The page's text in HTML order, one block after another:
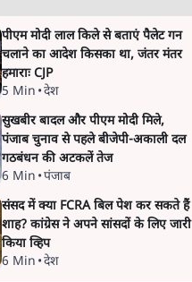
पीएम मोदी लाल किले से बताएं पैलेट गन
चलाने का आदेश किसका था, जंतर मंतर
हमाराः CJP
5 Min •देश
सुखबीर बादल और पीएम मोदी मिले,
पंजाब चुनाव से पहले बीजेपी-अकाली दल
गठबंधन की अटकलें तेज
6 Min •पंजाब
संसद में क्या FCRA बिल पेश कर सकते हैं
शाह? कांग्रेस ने अपने सांसदों के लिए जारी
किया व्हिप
6 Min •देश